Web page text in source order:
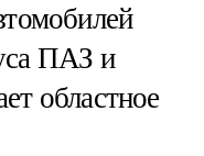
ПАЗ и
областное